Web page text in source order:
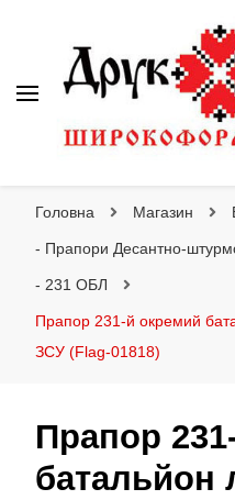
Головна Магазин
- Прапори Десантно-
- 231 ОБЛ
Прапор 231-й окремий
ЗСУ (Flag-01818)
Прапор
батальйон